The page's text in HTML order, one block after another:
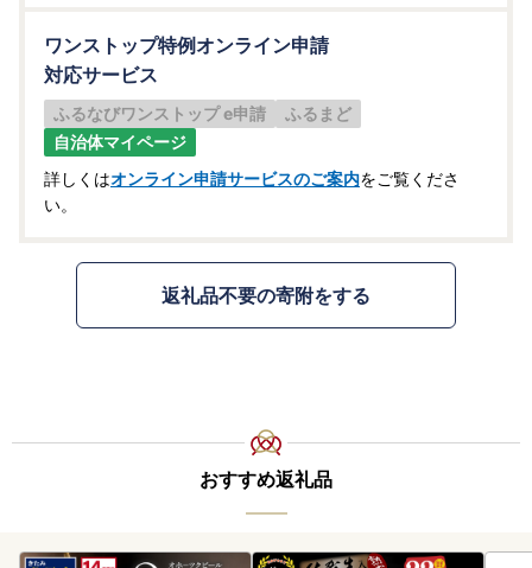
ぜひ寄附にお悩みの方はご活用ください！
ふるなびカタログ/佐賀県上峰町はコチラ（※別タブで開か
【ワンストップ特例申請書の提出について】
ワンストップ特例申請書の郵送は行っておりません。
書類での申請をご希望の場合は、ご自身で申請書をダウンロ
※個人番号は重要な個人情報です。紛失防止の為、郵送でご
提出いただく際は、簡易書留等のご利用をお勧めします。
上峰町 ふるさと納税担当 宛
【注意】ワンストップ特例申請書を提出後、寄附した年の翌
年1月1日までに名前や住所等（電話番号を除く）の変更があ
あて先までご提出ください。
ワンストップ特例オンライン申請
対応サービス
ふるなびワンストップ e申請
ふるまど
自治体マイページ
詳しくはオンライン申請サービスのご案内をご覧くださ
い。
返礼品不要の寄附をする
おすすめ返礼品